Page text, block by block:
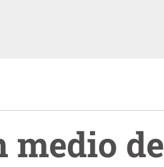
medio de